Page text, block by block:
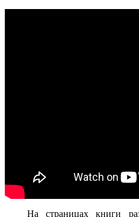
На страницах книги